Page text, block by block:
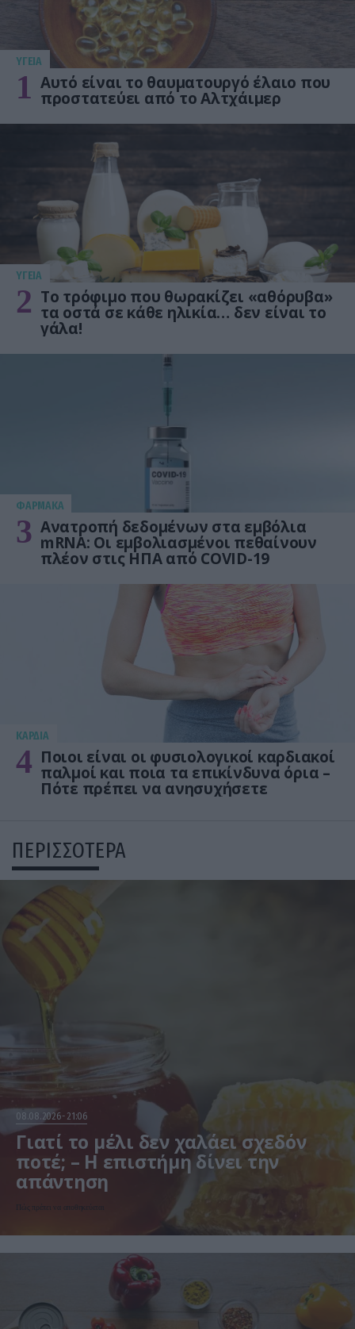
ΥΓΕΙΑ
1 Αυτό είναι το θαυματουργό έλαιο που
προστατεύει από το Αλτχάιμερ
ΥΓΕΙΑ
2 Το τρόφιμο που θωρακίζει «αθόρυβα»
τα οστά σε κάθε ηλικία… δεν είναι το
γάλα!
ΦΑΡΜΑΚΑ
3 Ανατροπή δεδομένων στα εμβόλια
mRNA: Οι εμβολιασμένοι πεθαίνουν
πλέον στις ΗΠΑ από COVID-19
KΑΡΔΙΑ
4 Ποιοι είναι οι φυσιολογικοί καρδιακοί
παλμοί και ποια τα επικίνδυνα όρια –
Πότε πρέπει να ανησυχήσετε
ΠΕΡΙΣΣΟΤΕΡΑ
08.08.2026 21:06
Γιατί το μέλι δεν χαλάει σχεδόν
ποτέ; – Η επιστήμη δίνει την
απάντηση
Πώς πρέπει να αποθηκεύεται